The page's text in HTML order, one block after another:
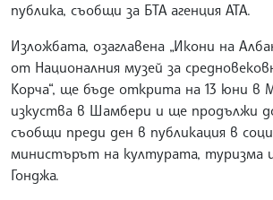
публика, съобщи за БТА агенция АТА.
Изложбата, озаглавена „Икони на
от Националния музей за
Корча“, ще бъде открита на 13 юни в
изкуства в Шамбери и ще продължи
съобщи преди ден в публикация в
министърът на културата, туризма
Гонджа.